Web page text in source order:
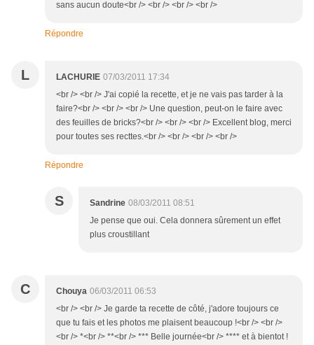
sans aucun doute<br /> <br /> <br /> <br />
Répondre
L LACHURIE 07/03/2011 17:34
<br /> <br /> J'ai copié la recette, et je ne vais pas tarder à la
faire?<br /> <br /> <br /> Une question, peut-on le faire avec
des feuilles de bricks?<br /> <br /> <br /> Excellent blog, merci
pour toutes ses recttes.<br /> <br /> <br /> <br />
Répondre
S Sandrine 08/03/2011 08:51
Je pense que oui. Cela donnera sûrement un effet
plus croustillant
C Chouya 06/03/2011 06:53
<br /> <br /> Je garde ta recette de côté, j'adore toujours ce
que tu fais et les photos me plaisent beaucoup !<br /> <br />
<br /> *<br /> **<br /> *** Belle journée<br /> **** et à bientot !